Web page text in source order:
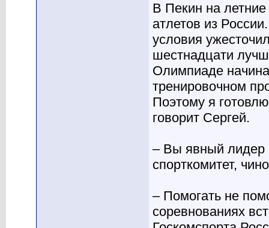
В Пекин на
атлетов из
условия
шестнадцати
Олимпиаде
тренировочном
Поэтому я
говорит Сергей.
– Вы явный лидер
спорткомитет,
– Помогать не
соревнованиях